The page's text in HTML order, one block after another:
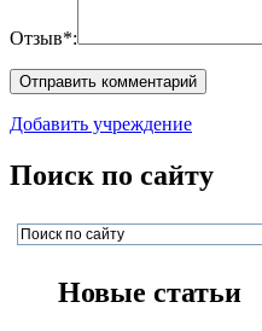
Отзыв*:
Добавить учреждение
Поиск по сайту
Новые статьи